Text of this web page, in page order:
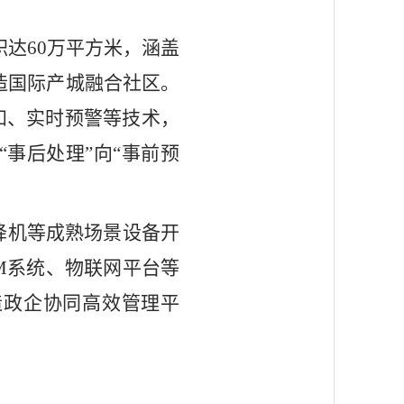
60万平方米，涵盖
际产城融合社区。
实时预警等技术，
后处理”向“事前预
等成熟场景设备开
统、物联网平台等
企协同高效管理平